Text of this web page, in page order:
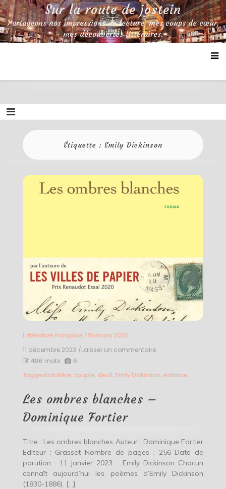
Skip
to
content
Sur la route de jostein
Partageons nos impressions de lecture, mes coups de cœur,
mes découvertes littéraires.
Étiquette : Emily Dickinson
Littérature française/ Romans 2023
11 décembre 2023 /Laisser un commentaireon
blanches
486 mots 6
Taggedadultère, couple, deuil, Emily Dickinson, enfance
Les ombres blanches –
Dominique Fortier
Titre : Les ombres blanches Auteur : Dominique Fortier
Editeur : Grasset Nombre de pages : 256 Date de
parution : 11 janvier 2023 Emily Dickinson Chacun
connaît aujourd’hui les poèmes d’Emily Dickinson
(1830-1886). […]